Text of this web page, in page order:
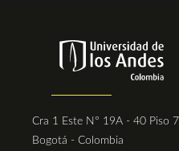
Cra 1 Este N° 19A - 40 Piso 7
Bogotá - Colombia